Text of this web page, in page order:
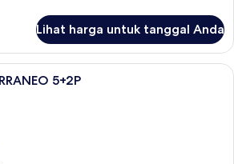
Lihat harga untuk tanggal Anda
5+2P